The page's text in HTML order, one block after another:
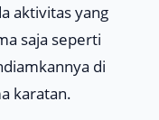
aktivitas yang
saja seperti
di
karatan.